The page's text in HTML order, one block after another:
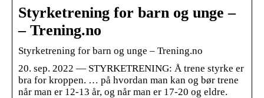
Styrketrening for barn og unge –
– Trening.no
Styrketrening for barn og unge – Trening.no
20. sep. 2022 — STYRKETRENING: Å trene styrke er
bra for kroppen. … på hvordan man kan og bør trene
når man er 12-13 år, og når man er 17-20 og eldre.